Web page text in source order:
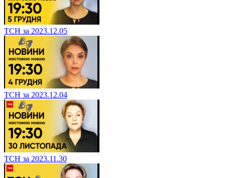
ТСН за 2023.12.05
ТСН за 2023.12.04
ТСН за 2023.11.30